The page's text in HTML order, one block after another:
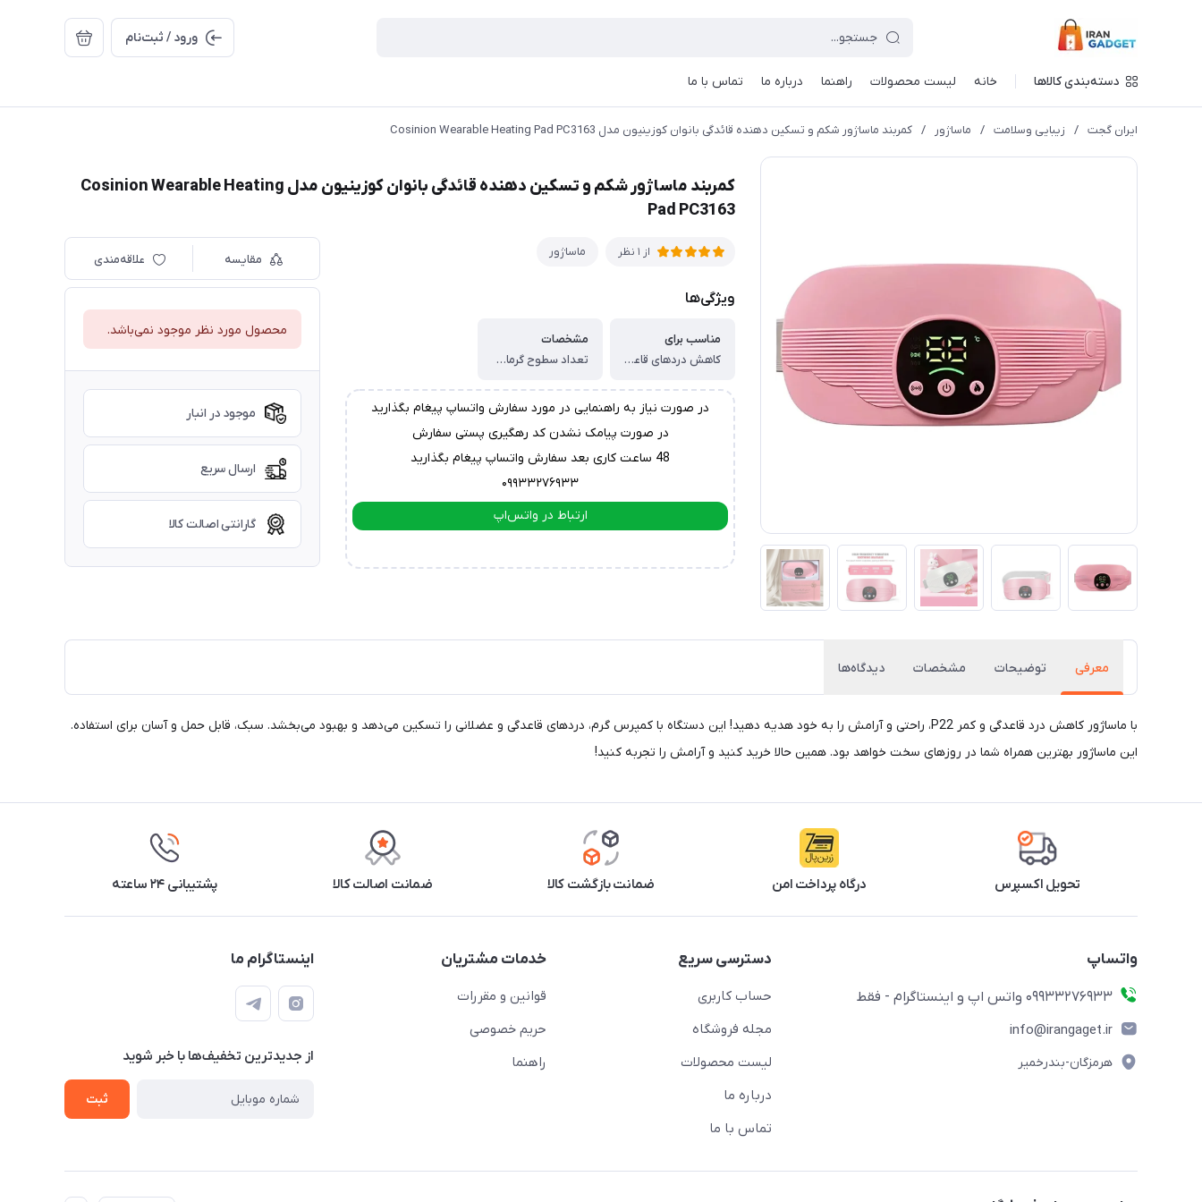
ورود / ثبت‌نام
دسته‌بندی کالاها خانه لیست محصولات راهنما درباره ما تماس با ما
ایران گجت / زیبایی وسلامت / ماساژور / کمربند ماساژور شکم و تسکين دهنده قائدگی بانوان کوزینیون مدل Cosinion Wearable Heating Pad PC3163
کمربند ماساژور شکم و تسکين دهنده قائدگی بانوان کوزینیون مدل Cosinion Wearable Heating
Pad PC3163
از 1 نظر ماساژور
ویژگی‌ها
مناسب برای
کاهش دردهای قاعدگی، کمردرد، گرفتگی‌های عضلانی
مشخصات
تعداد سطوح گرمایی: 3 سطح (50°C، 55°C، 60°C) ، زمان گرم شدن: 2 ثانیه ، تعداد حالت‌های ماساژ: 3 حالت لرزشی ، سیستم ایمنی خاموشی خودکار: پس از 30 دقیقه ، نوع شارژ: شارژ سریع 2 ساعته ، نوع پارچه: مخمل لطیف (deer velvet) ، طول بند: قابل تنظیم تا 50 اینچ ، ظرفیت باتری: 1800 میلی‌آمپر ساعت ، هدیه‌ای مناسب برای همسر، دختر، مادر، دوستان
در صورت نیاز به راهنمایی در مورد سفارش واتساپ پیغام بگذارید
در صورت پیامک نشدن کد رهگیری پستی سفارش
48 ساعت کاری بعد سفارش واتساپ پیغام بگذارید
۰۹۹۳۳۲۷۶۹۳۳
ارتباط در واتس‌اپ
مقایسه علاقه‌مندی
محصول مورد نظر موجود نمی‌باشد.
موجود در انبار
ارسال سریع
گارانتی اصالت کالا
معرفی توضیحات مشخصات دیدگاه‌ها
با ماساژور کاهش درد قاعدگی و کمر P22، راحتی و آرامش را به خود هدیه دهید! این دستگاه با کمپرس گرم، دردهای قاعدگی و عضلانی را تسکین می‌دهد و بهبود می‌بخشد. سبک، قابل حمل و آسان برای استفاده.
این ماساژور بهترین همراه شما در روزهای سخت خواهد بود. همین حالا خرید کنید و آرامش را تجربه کنید!
تحویل اکسپرس درگاه پرداخت امن ضمانت بازگشت کالا ضمانت اصالت کالا پشتیبانی ۲۴ ساعته
واتساپ
09933276933 واتس اپ و اینستاگرام - فقط
info@irangaget.ir
هرمزگان-بندرخمیر
دسترسی سریع
حساب کاربری
مجله فروشگاه
لیست محصولات
درباره ما
تماس با ما
خدمات مشتریان
قوانین و مقررات
حریم خصوصی
راهنما
اینستاگرام ما
از جدید‌ترین تخفیف‌ها با‌ خبر شوید
ثبت